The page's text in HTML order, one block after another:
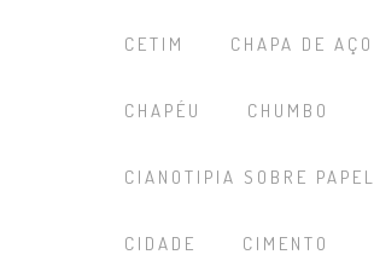
CETIM CHAPA DE AÇO
CHAPÉU CHUMBO
CIANOTIPIA SOBRE PAPEL
CIDADE CIMENTO